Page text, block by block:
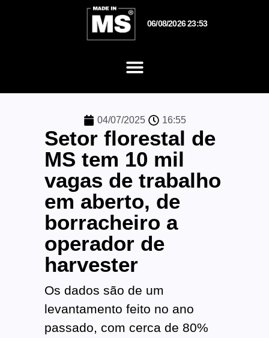
06/08/2026 23:53
04/07/2025 16:55
Setor florestal de
MS tem 10 mil
vagas de trabalho
em aberto, de
borracheiro a
operador de
harvester
Os dados são de um
levantamento feito no ano
passado, com cerca de 80%